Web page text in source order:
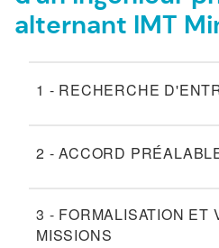
alternant IMT
1 - RECHERCHE
2 - ACCORD
3 - FORMALISATION ET
MISSIONS